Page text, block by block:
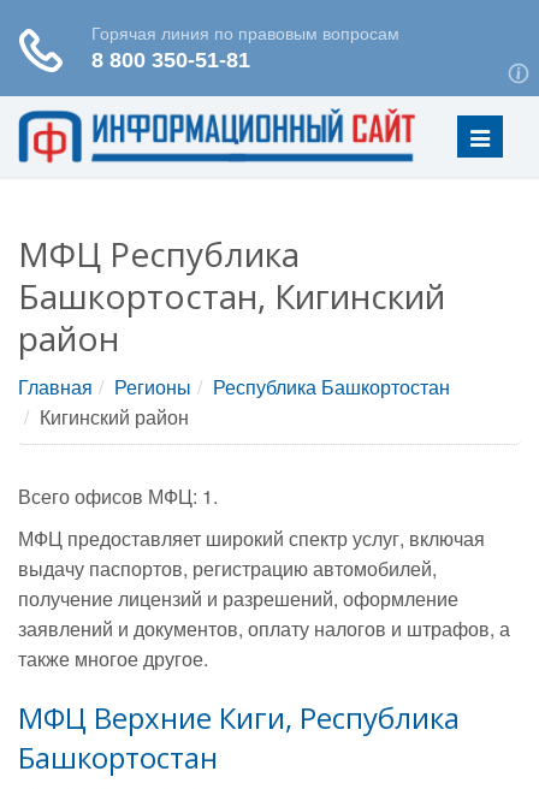
Меню
МФЦ Республика
Башкортостан, Кигинский
район
Главная Регионы
Республика Башкортостан
Кигинский район
Всего офисов МФЦ: 1.
МФЦ предоставляет широкий спектр услуг, включая
выдачу паспортов, регистрацию автомобилей,
получение лицензий и разрешений, оформление
заявлений и документов, оплату налогов и штрафов, а
также многое другое.
МФЦ Верхние Киги, Республика
Башкортостан